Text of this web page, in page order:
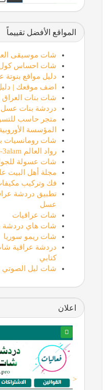
المواقع الأفضل تقييماً
شات موسيقى
شات احساس
دليل مواقع
اضف موقعك |
شات بنات العراق
دردشة بنات عسل
متجر حاسب
المؤسسة
شات رومانسيات
رواد العالم rowadel-3alam
شات عسولة
مجلة أهل البيت
فك وتركيب
تطبيق دردشة
عسل
شات عراقيات
شات هاي دردشة
شات ريمو سوريا
دردشة عراقية
كتابي
شات ليل الصوتي
اعلان
<